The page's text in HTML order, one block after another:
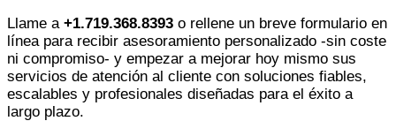
Llame a +1.719.368.8393 o rellene un breve formulario en
línea para recibir asesoramiento personalizado -sin coste
ni compromiso- y empezar a mejorar hoy mismo sus
servicios de atención al cliente con soluciones fiables,
escalables y profesionales diseñadas para el éxito a
largo plazo.